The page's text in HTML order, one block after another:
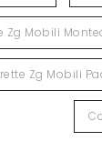
Zg Mobili
Zg Mobili